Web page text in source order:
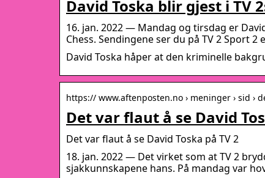
David Toska blir gjest i TV
16. jan. 2022 — Mandag og tirsdag er
Chess. Sendingene ser du på TV 2 Sport 2
David Toska håper at den kriminelle
https:// www.aftenposten.no › meninger › sid ›
Det var flaut å se David
Det var flaut å se David Toska på TV 2
18. jan. 2022 — Det virket som at TV 2
sjakkunnskapene hans. På mandag var